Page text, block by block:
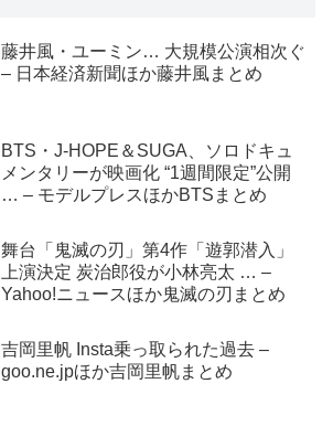
藤井風・ユーミン… 大規模公演相次ぐ
– 日本経済新聞ほか藤井風まとめ
BTS・J-HOPE＆SUGA、ソロドキュ
メンタリーが映画化 “1週間限定”公開
… – モデルプレスほかBTSまとめ
舞台「鬼滅の刃」第4作「遊郭潜入」
上演決定 炭治郎役が小林亮太 … –
Yahoo!ニュースほか鬼滅の刃まとめ
吉岡里帆 Insta乗っ取られた過去 –
goo.ne.jpほか吉岡里帆まとめ